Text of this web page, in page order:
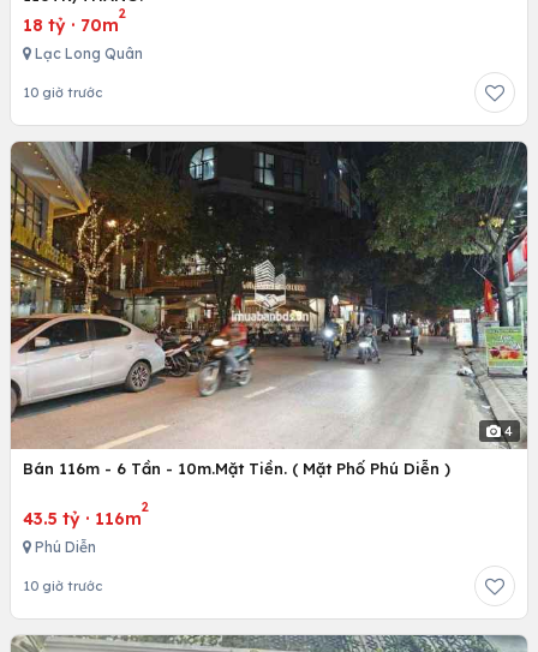
18 tỷ · 70m
2
Lạc Long Quân
10 giờ trước
4
Bán 116m - 6 Tần - 10m.Mặt Tiền. ( Mặt Phố Phú Diễn )
43.5 tỷ · 116m
2
Phú Diễn
10 giờ trước